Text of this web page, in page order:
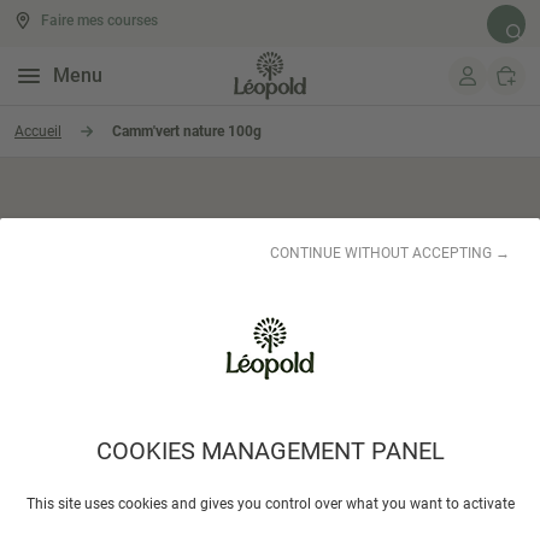
COOKIES MANAGEMENT PANEL
This site uses cookies and gives you control over what you want to activate
CONTINUE WITHOUT ACCEPTING →
Aller au contenu
Menu
Faire mes courses
Accueil Camm'vert nature 100g
Camm'vert nature 100g